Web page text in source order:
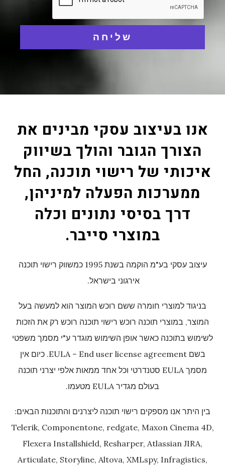
שליחה
אנו בעיצוב עסקי מבינים את
הצורך הגובר והולך בשיווק
איכותי של רישוי תוכנה, החל
ממערכות הפעלה למיניהן,
דרך בסיסי נתונים וכלה
במוצרי סייבר.
עיצוב עסקי בע"מ הוקמה בשנת 1995 כמשווק רישוי תוכנה
אירגוני בישראל.
בניגוד למוצרי חומרה ששם רוכש המוצר הוא למעשה בעל
המוצר, במוצרי תוכנה רוכש רישוי תוכנה רוכש רק את הזכות
לשימוש בתוכנה כאשר אופן השימוש מוגדר ע"י מסמך משפטי
בשם EULA – End user license agreement. כיום אין
מסמך EULA סטנדרטי וכל אחד ממאות אלפי יצרני תוכנה
בעולם מגדיר EULA מטעמו.
בין היתר אנו מספקים רישוי תוכנה ליצרנים והתוכנות הבאים:
Telerik, Componentone, redgate, Maxon Cinema 4D,
Flexera Installshield, Resharper, Atlassian JIRA,
Articulate, Storyline, Altova, XMLspy, Infragistics,